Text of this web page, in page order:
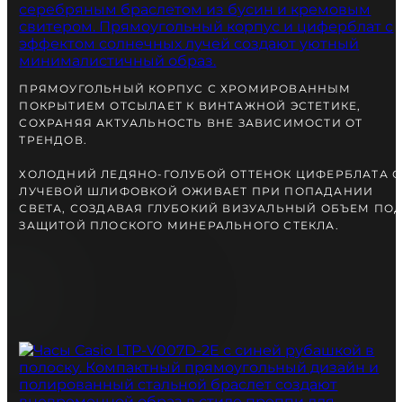
ПОСОВЕТУЙТЕСЬ
С НАШИМ ЭКСПЕРТОМ
ПРЯМОУГОЛЬНЫЙ КОРПУС С ХРОМИРОВАННЫМ
ПОКРЫТИЕМ ОТСЫЛАЕТ К ВИНТАЖНОЙ ЭСТЕТИКЕ,
СОХРАНЯЯ АКТУАЛЬНОСТЬ ВНЕ ЗАВИСИМОСТИ ОТ
ТРЕНДОВ.
ХОЛОДНИЙ ЛЕДЯНО-ГОЛУБОЙ ОТТЕНОК ЦИФЕРБЛАТА С
ЛУЧЕВОЙ ШЛИФОВКОЙ ОЖИВАЕТ ПРИ ПОПАДАНИИ
СВЕТА, СОЗДАВАЯ ГЛУБОКИЙ ВИЗУАЛЬНЫЙ ОБЪЕМ
ЗАЩИТОЙ ПЛОСКОГО МИНЕРАЛЬНОГО СТЕКЛА.